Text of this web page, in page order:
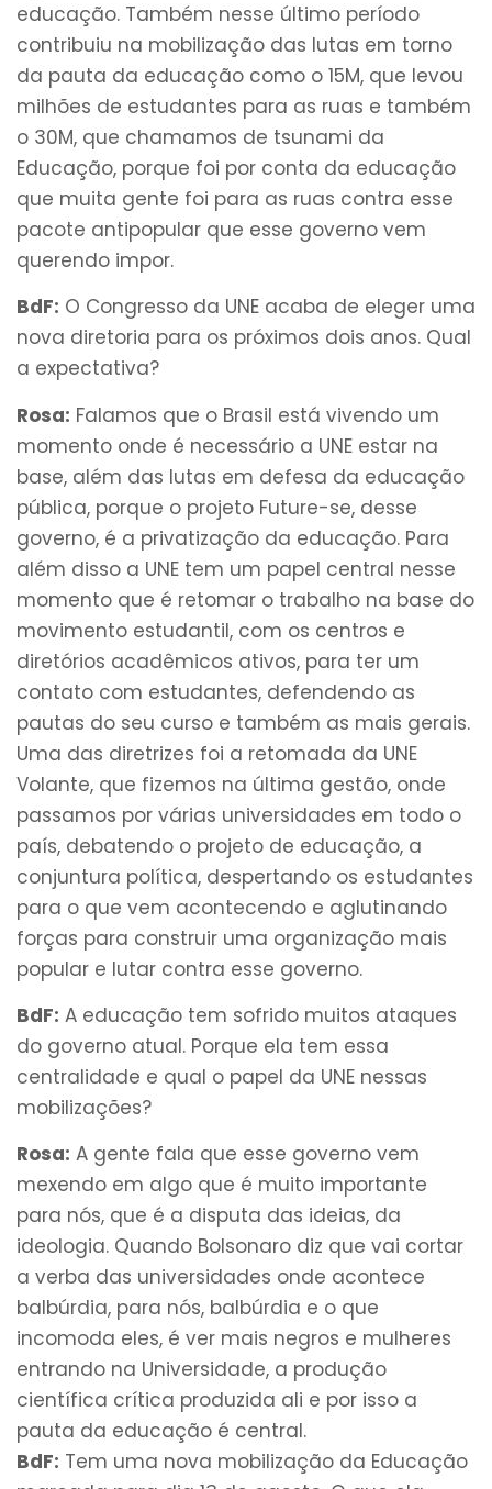
educação. Também nesse último período
contribuiu na mobilização das lutas em torno
da pauta da educação como o 15M, que levou
milhões de estudantes para as ruas e também
o 30M, que chamamos de tsunami da
Educação, porque foi por conta da educação
que muita gente foi para as ruas contra esse
pacote antipopular que esse governo vem
querendo impor.
BdF: O Congresso da UNE acaba de eleger uma
nova diretoria para os próximos dois anos. Qual
a expectativa?
Rosa: Falamos que o Brasil está vivendo um
momento onde é necessário a UNE estar na
base, além das lutas em defesa da educação
pública, porque o projeto Future-se, desse
governo, é a privatização da educação. Para
além disso a UNE tem um papel central nesse
momento que é retomar o trabalho na base do
movimento estudantil, com os centros e
diretórios acadêmicos ativos, para ter um
contato com estudantes, defendendo as
pautas do seu curso e também as mais gerais.
Uma das diretrizes foi a retomada da UNE
Volante, que fizemos na última gestão, onde
passamos por várias universidades em todo o
país, debatendo o projeto de educação, a
conjuntura política, despertando os estudantes
para o que vem acontecendo e aglutinando
forças para construir uma organização mais
popular e lutar contra esse governo.
BdF: A educação tem sofrido muitos ataques
do governo atual. Porque ela tem essa
centralidade e qual o papel da UNE nessas
mobilizações?
Rosa: A gente fala que esse governo vem
mexendo em algo que é muito importante
para nós, que é a disputa das ideias, da
ideologia. Quando Bolsonaro diz que vai cortar
a verba das universidades onde acontece
balbúrdia, para nós, balbúrdia e o que
incomoda eles, é ver mais negros e mulheres
entrando na Universidade, a produção
científica crítica produzida ali e por isso a
pauta da educação é central.
BdF: Tem uma nova mobilização da Educação